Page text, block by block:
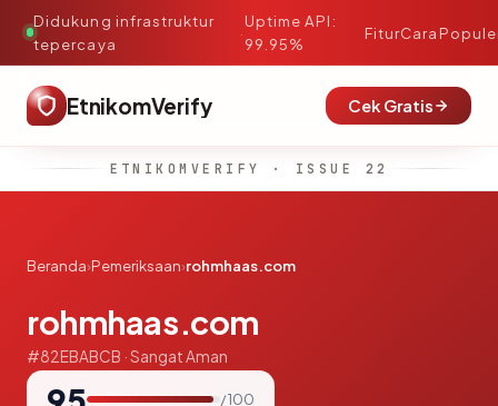
Didukung infrastruktur
tepercaya
·
Uptime API:
99.95%
FiturCara
EtnikomVerify Cek Gratis
ETNIKOMVERIFY · ISSUE 22
Beranda›Pemeriksaan›rohmhaas.com
rohmhaas.com
#82EBABCB · Sangat Aman
/ 100